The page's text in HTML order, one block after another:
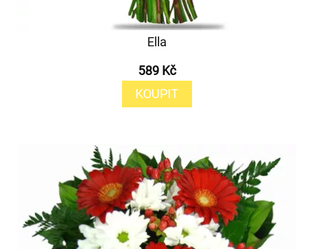
Ella
589 Kč
KOUPIT